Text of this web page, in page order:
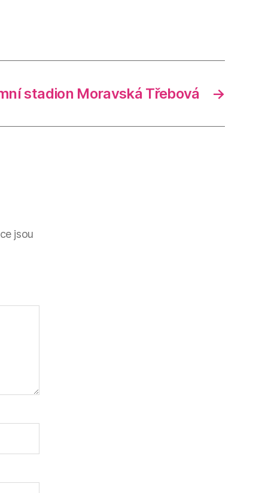
→
stadion Moravská Třebová
jsou